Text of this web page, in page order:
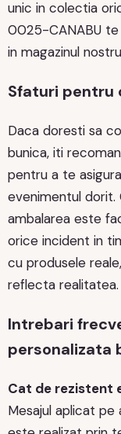
unic in colectia
0025-CANABU
in magazinul
Sfaturi pentru
Daca doresti sa
bunica, iti
pentru a te
evenimentul dorit.
ambalarea este
orice incident in
cu produsele
reflecta realitatea.
Intrebari
personalizata
Cat de rezistent
Mesajul aplicat